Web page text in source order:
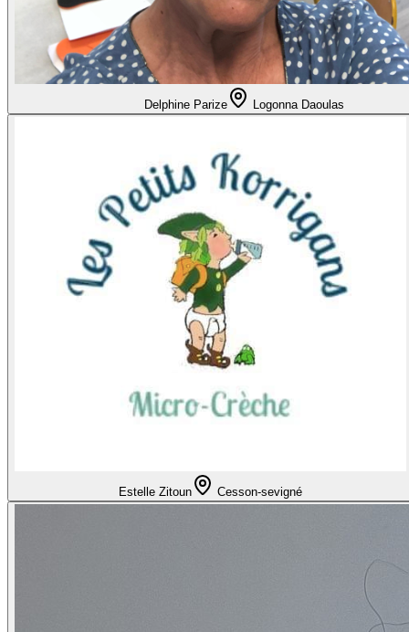
Delphine Parize Logonna Daoulas
Estelle Zitoun Cesson-sevigné